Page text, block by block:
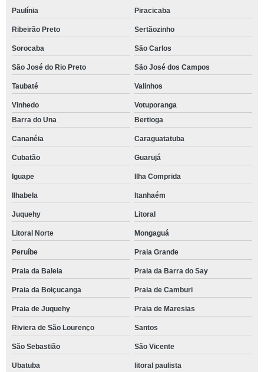
Paulínia Piracicaba
Ribeirão Preto Sertãozinho
Sorocaba São Carlos
São José do Rio Preto São José dos Campos
Taubaté Valinhos
Vinhedo
Votuporanga
Barra do Una
Bertioga
Cananéia Caraguatatuba
Cubatão Guarujá
Iguape Ilha Comprida
Ilhabela Itanhaém
Juquehy Litoral
Litoral Norte Mongaguá
Peruíbe Praia Grande
Praia da Baleia Praia da Barra do Say
Praia da Boiçucanga Praia de Camburi
Praia de Juquehy Praia de Maresias
Riviera de São Lourenço Santos
São Sebastião São Vicente
Ubatuba
litoral paulista